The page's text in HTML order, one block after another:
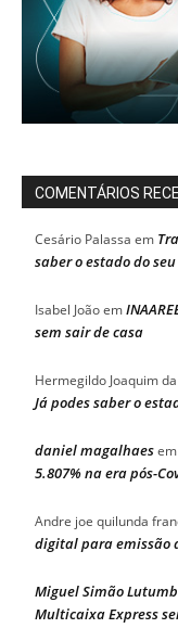
COMENTÁRIOS
Cesário Palassa em
saber o estado do
Isabel Joãoem
sem sair de casa
Hermegildo Joaquim
Já podes saber o
daniel magalhaesem
5.807% na era pós-
Andre joe quilunda
digital para emissão
Miguel Simão
Multicaixa Express